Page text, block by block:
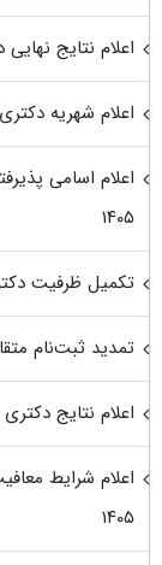
اعلام نتایج نهایی
اعلام شهریه دکتری
اعلام اسامی
۱۴۰۵
تکمیل ظرفیت
تمدید ثبت‌نام
اعلام نتایج
اعلام شرایط
۱۴۰۵